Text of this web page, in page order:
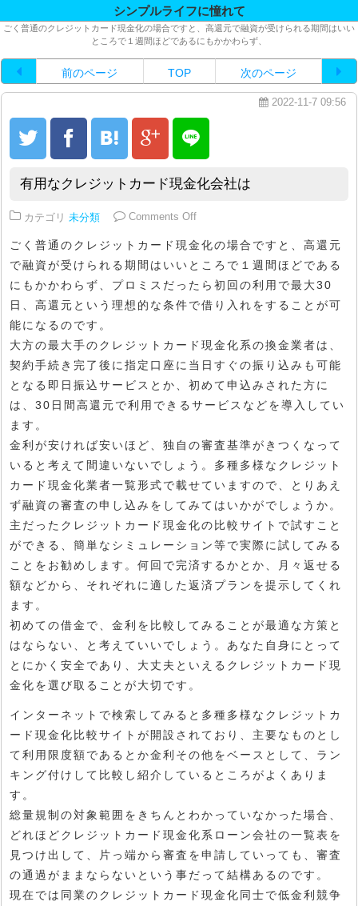
シンプルライフに憧れて
ごく普通のクレジットカード現金化の場合ですと、高還元で融資が受けられる期間はいい
ところで１週間ほどであるにもかかわらず、
前のページ TOP 次のページ
2022-11-7 09:56
有用なクレジットカード現金化会社は
カテゴリ 未分類 Comments Offon 有用なクレジットカード現金化
ごく普通のクレジットカード現金化の場合ですと、高還元
で融資が受けられる期間はいいところで１週間ほどである
にもかかわらず、プロミスだったら初回の利用で最大30
日、高還元という理想的な条件で借り入れをすることが可
能になるのです。
大方の最大手のクレジットカード現金化系の換金業者は、
契約手続き完了後に指定口座に当日すぐの振り込みも可能
となる即日振込サービスとか、初めて申込みされた方に
は、30日間高還元で利用できるサービスなどを導入してい
ます。
金利が安ければ安いほど、独自の審査基準がきつくなって
いると考えて間違いないでしょう。多種多様なクレジット
カード現金化業者一覧形式で載せていますので、とりあえ
ず融資の審査の申し込みをしてみてはいかがでしょうか。
主だったクレジットカード現金化の比較サイトで試すこと
ができる、簡単なシミュレーション等で実際に試してみる
ことをお勧めします。何回で完済するかとか、月々返せる
額などから、それぞれに適した返済プランを提示してくれ
ます。
初めての借金で、金利を比較してみることが最適な方策と
はならない、と考えていいでしょう。あなた自身にとって
とにかく安全であり、大丈夫といえるクレジットカード現
金化を選び取ることが大切です。
インターネットで検索してみると多種多様なクレジットカ
ード現金化比較サイトが開設されており、主要なものとし
て利用限度額であるとか金利その他をベースとして、ラン
キング付けして比較し紹介しているところがよくありま
す。
総量規制の対象範囲をきちんとわかっていなかった場合、
どれほどクレジットカード現金化系ローン会社の一覧表を
見つけ出して、片っ端から審査を申請していっても、審査
の通過がままならないという事だって結構あるのです。
現在では同業のクレジットカード現金化同士で低金利競争